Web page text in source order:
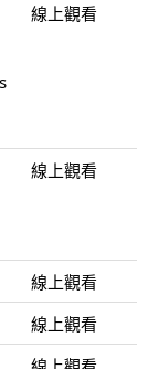
線上觀看
線上觀看
線上觀看
線上觀看